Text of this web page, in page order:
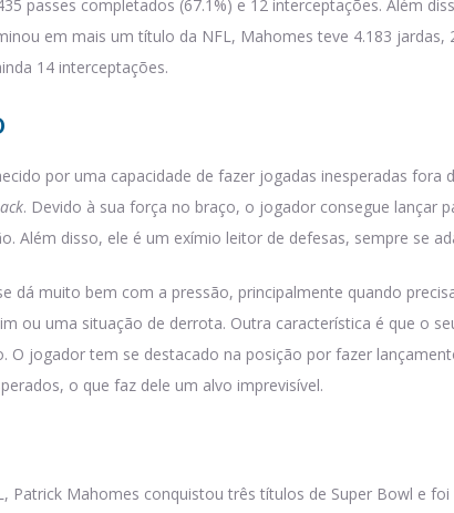
passes completados (67.1%) e 12 interceptações. Além
em mais um título da NFL, Mahomes teve 4.183 jardas,
14 interceptações.
por uma capacidade de fazer jogadas inesperadas fora
. Devido à sua força no braço, o jogador consegue lançar
Além disso, ele é um exímio leitor de defesas, sempre se
dá muito bem com a pressão, principalmente quando
ou uma situação de derrota. Outra característica é que o
O jogador tem se destacado na posição por fazer
o que faz dele um alvo imprevisível.
Patrick Mahomes conquistou três títulos de Super Bowl e